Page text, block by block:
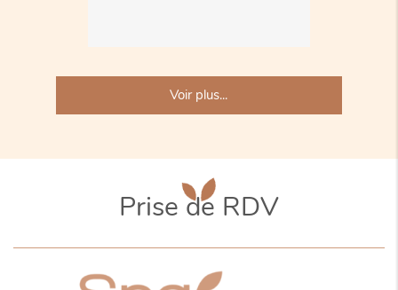
Voir plus...
Prise de RDV